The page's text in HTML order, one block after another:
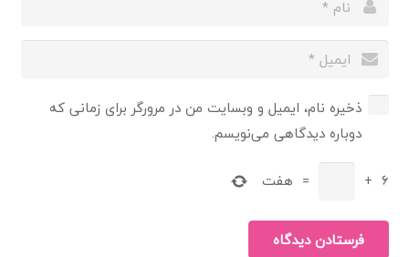
ذخیره نام، ایمیل و وبسایت من در مرورگر برای زمانی که
دوباره دیدگاهی می‌نویسم.
6
+
= هفت
فرستادن دیدگاه